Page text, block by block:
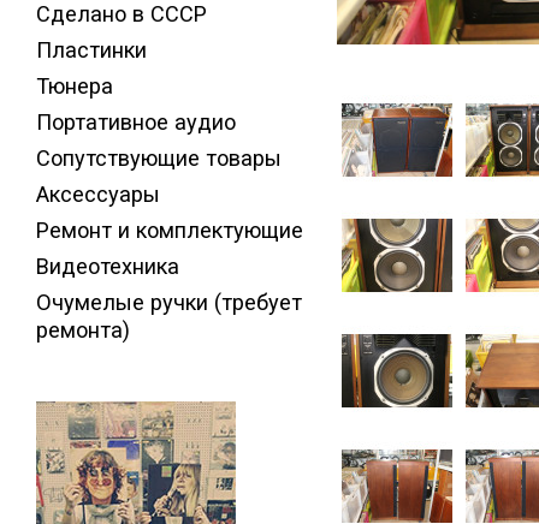
Сделано в СССР
Пластинки
Тюнера
Портативное аудио
Сопутствующие товары
Аксессуары
Ремонт и комплектующие
Видеотехника
Очумелые ручки (требует
ремонта)